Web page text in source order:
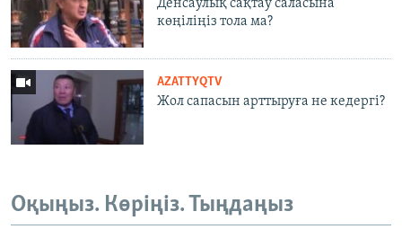
Денсаулық сақтау саласына
көңіліңіз тола ма?
AZATTYQTV
Жол сапасын арттыруға не кедергі?
Оқыңыз. Көріңіз. Тыңдаңыз